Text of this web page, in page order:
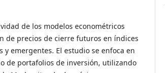
de los modelos econométricos
de precios de cierre futuros en índices
emergentes. El estudio se enfoca en
de portafolios de inversión, utilizando